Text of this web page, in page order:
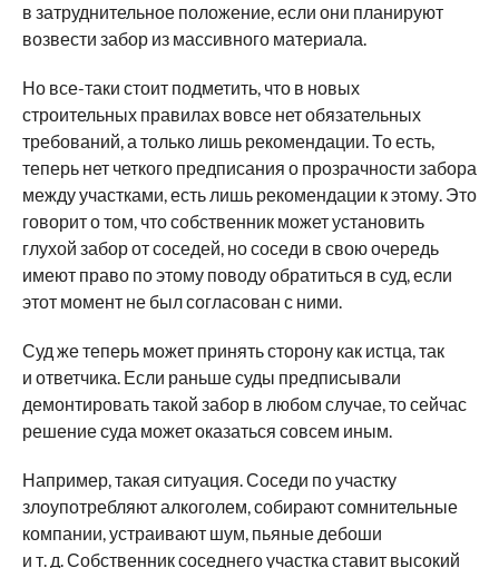
в затруднительное положение, если они планируют
возвести забор из массивного материала.
Но все-таки стоит подметить, что в новых
строительных правилах вовсе нет обязательных
требований, а только лишь рекомендации. То есть,
теперь нет четкого предписания о прозрачности забора
между участками, есть лишь рекомендации к этому. Это
говорит о том, что собственник может установить
глухой забор от соседей, но соседи в свою очередь
имеют право по этому поводу обратиться в суд, если
этот момент не был согласован с ними.
Суд же теперь может принять сторону как истца, так
и ответчика. Если раньше суды предписывали
демонтировать такой забор в любом случае, то сейчас
решение суда может оказаться совсем иным.
Например, такая ситуация. Соседи по участку
злоупотребляют алкоголем, собирают сомнительные
компании, устраивают шум, пьяные дебоши
и т. д. Собственник соседнего участка ставит высокий